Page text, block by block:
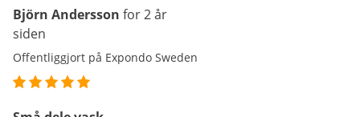
Björn Andersson for 2 år
siden
Offentliggjort på Expondo Sweden